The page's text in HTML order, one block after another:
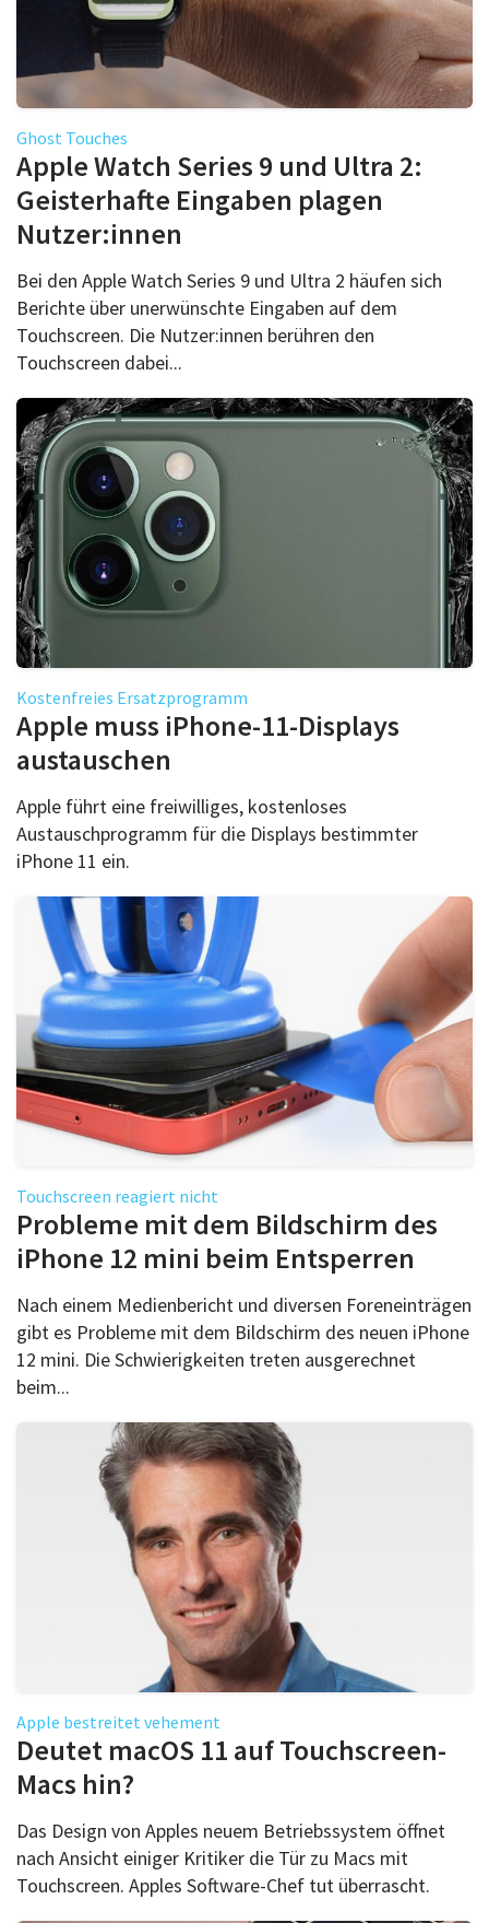
Ghost Touches
Apple Watch Series 9 und Ultra 2:
Geisterhafte Eingaben plagen
Nutzer:innen
Bei den Apple Watch Series 9 und Ultra 2 häufen sich
Berichte über unerwünschte Eingaben auf dem
Touchscreen. Die Nutzer:innen berühren den
Touchscreen dabei...
Kostenfreies Ersatzprogramm
Apple muss iPhone-11-Displays
austauschen
Apple führt eine freiwilliges, kostenloses
Austauschprogramm für die Displays bestimmter
iPhone 11 ein.
Touchscreen reagiert nicht
Probleme mit dem Bildschirm des
iPhone 12 mini beim Entsperren
Nach einem Medienbericht und diversen Foreneinträgen
gibt es Probleme mit dem Bildschirm des neuen iPhone
12 mini. Die Schwierigkeiten treten ausgerechnet
beim...
Apple bestreitet vehement
Deutet macOS 11 auf Touchscreen-
Macs hin?
Das Design von Apples neuem Betriebssystem öffnet
nach Ansicht einiger Kritiker die Tür zu Macs mit
Touchscreen. Apples Software-Chef tut überrascht.